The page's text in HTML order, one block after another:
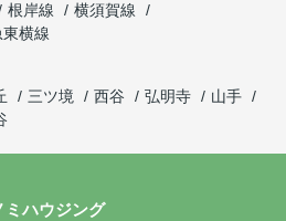
根岸線
横須賀線
横線
三ツ境 西谷 弘明寺
山手
ミハウジング